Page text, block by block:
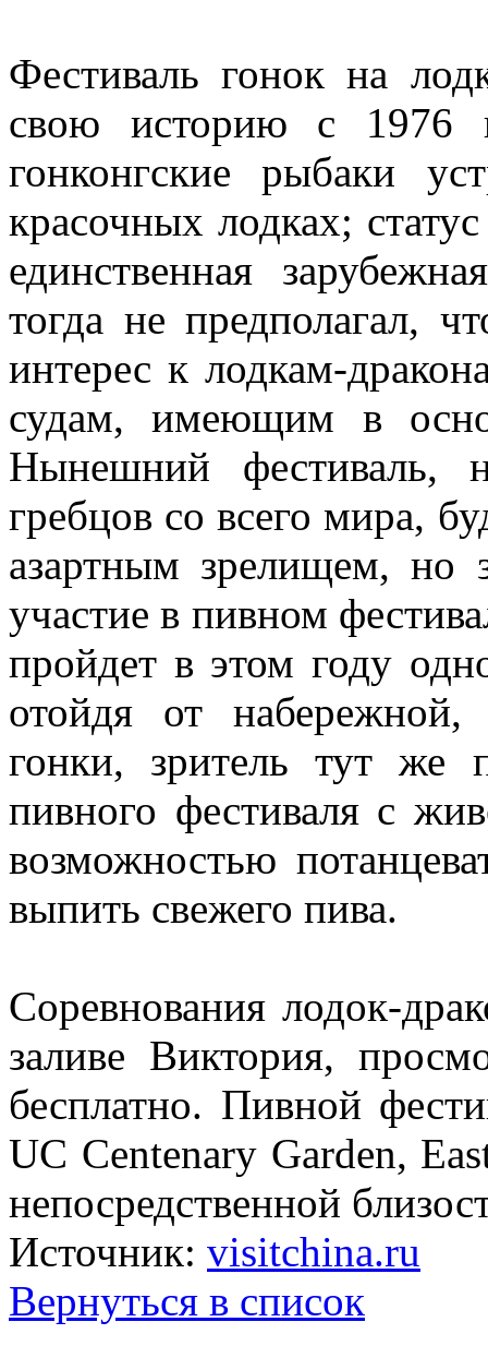
Фестиваль гонок на
свою историю с 1976
гонконгские рыбаки
красочных лодках;
единственная
тогда не предполагал,
интерес к лодкам-
судам, имеющим в
Нынешний фестиваль,
гребцов со всего мира,
азартным зрелищем, но
участие в пивном
пройдет в этом году
отойдя от
гонки, зритель тут же
пивного фестиваля с
возможностью
выпить свежего пива.
Соревнования лодок-
заливе Виктория,
бесплатно. Пивной
UC Centenary Garden,
непосредственной
Источник: visitchina.ru
Вернуться в список